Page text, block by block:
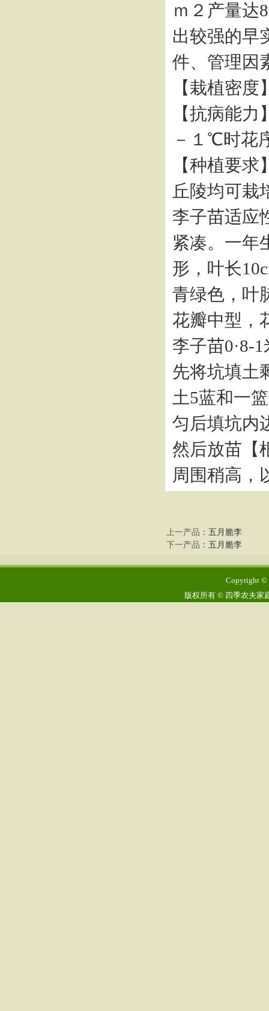
ｍ２产量达
出较强的早
件、管理因
【栽植密
【抗病能
－１℃时花
【种植要
丘陵均可栽
李子苗适应
紧凑。一年
形，叶长
青绿色，叶
花瓣中型，
李子苗0·8-
先将坑填土
土5蓝和一
匀后填坑内
然后放苗【
周围稍高，
上一产品 ： 五月脆李
下一产品 ： 五月脆李
Copyright ©
版权所有 © 四季农夫家